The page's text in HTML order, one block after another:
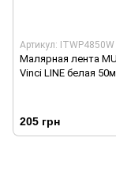
Артикул: ITWP4850W
Малярная лента
Vinci LINE белая
205 грн